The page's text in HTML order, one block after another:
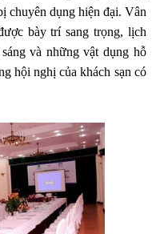
chuyên dụng hiện đại. Vân
bày trí sang trọng, lịch
và những vật dụng hỗ
hội nghị của khách sạn có